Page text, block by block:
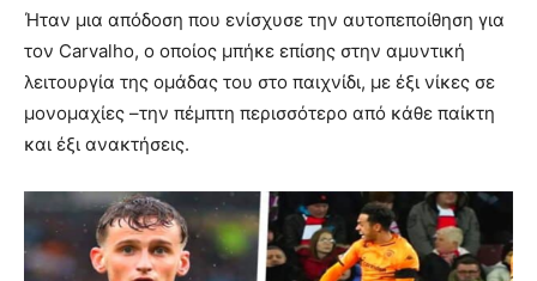
Ήταν μια απόδοση που ενίσχυσε την αυτοπεποίθηση για
τον Carvalho, ο οποίος μπήκε επίσης στην αμυντική
λειτουργία της ομάδας του στο παιχνίδι, με έξι νίκες σε
μονομαχίες –την πέμπτη περισσότερο από κάθε παίκτη
και έξι ανακτήσεις.